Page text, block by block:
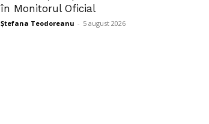
în Monitorul Oficial
Ștefana Teodoreanu - 5 august 2026